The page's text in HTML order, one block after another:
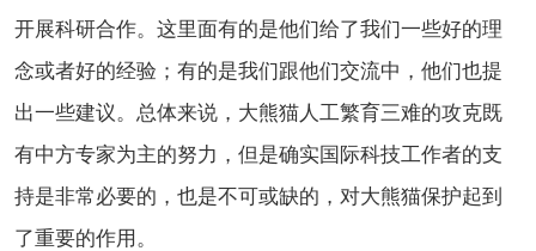
开展科研合作。这里面有的是他们给了我们一些好的理
念或者好的经验；有的是我们跟他们交流中，他们也提
出一些建议。总体来说，大熊猫人工繁育三难的攻克既
有中方专家为主的努力，但是确实国际科技工作者的支
持是非常必要的，也是不可或缺的，对大熊猫保护起到
了重要的作用。